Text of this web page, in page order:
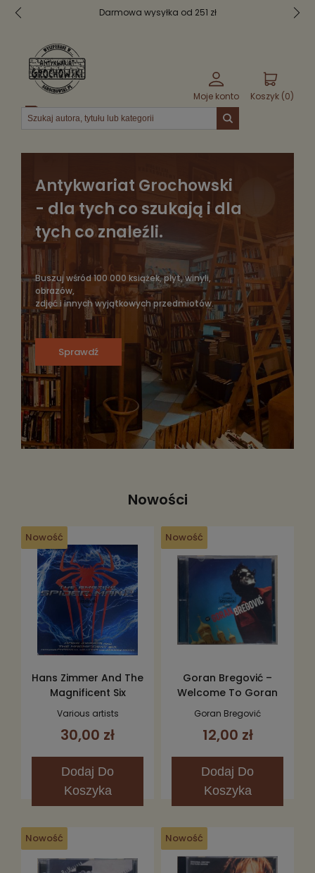
Bezpieczne pakowanie
Moje konto Koszyk (0)
Menu
Antykwariat Grochowski
- dla tych co szukają i dla
tych co znaleźli.
Buszuj wśród 100 000 książek, płyt, winyli,
obrazów,
zdjęć i innych wyjątkowych przedmiotów.
Sprawdź
Nowości
Nowość
Hans Zimmer And The
Magnificent Six
Featuring Pharrell
Marr – The Amazing
Original Motion
Picture Soundtrack)
2CD (Deluxe Edition)
Various artists
30,00 zł
Dodaj Do
Koszyka
Nowość
Goran Bregović –
Welcome To Goran
Bregović CD
Goran Bregović
12,00 zł
Dodaj Do
Koszyka
Nowość Nowość